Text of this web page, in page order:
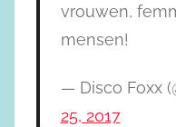
vrouwen,
mensen!
— Disco Foxx
25, 2017